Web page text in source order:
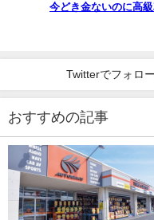
今どき金ないのに高
Twitterでフォロ
おすすめの記事